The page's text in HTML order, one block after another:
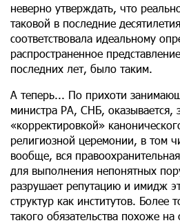
неверно утверждать, что
таковой в последние
соответствовала идеальному
распространенное
последних лет, было таким.
А теперь... По прихоти
министра РА, СНБ, оказывается,
«корректировкой»
религиозной церемонии, в том
вообще, вся
для выполнения непонятных
разрушает репутацию и имидж
структур как институтов. Более
такого обязательства похоже